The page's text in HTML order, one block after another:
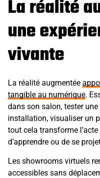
La réalité
une
vivante
La réalité augmentée
tangible au numérique.
dans son salon, tester
installation, visualiser un
tout cela transforme
d’apprendre ou de se
Les showrooms virtuels
accessibles sans